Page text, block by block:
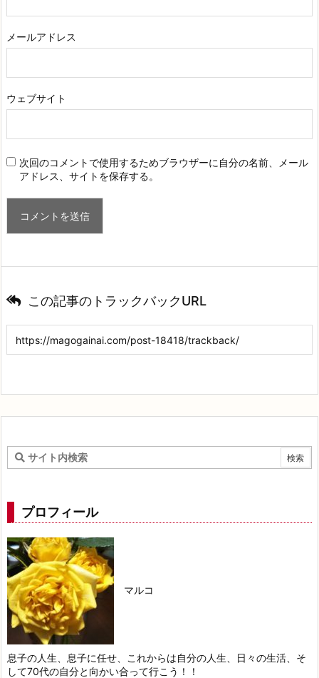
メールアドレス
ウェブサイト
次回のコメントで使用するためブラウザーに自分の名前、メール
アドレス、サイトを保存する。
この記事のトラックバックURL
プロフィール
マルコ
息子の人生、息子に任せ、これからは自分の人生、日々の生活、そ
して70代の自分と向かい合って行こう！！